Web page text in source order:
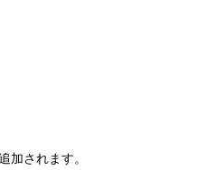
加されます。